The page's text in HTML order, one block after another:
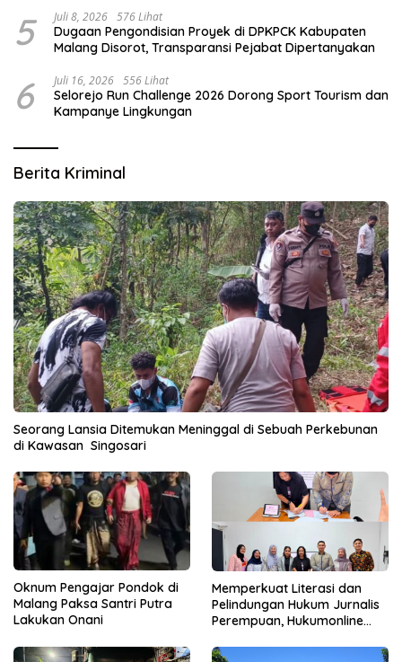
5 Juli 8, 2026 576 Lihat
Dugaan Pengondisian Proyek di DPKPCK Kabupaten
Malang Disorot, Transparansi Pejabat Dipertanyakan
6 Juli 16, 2026 556 Lihat
Selorejo Run Challenge 2026 Dorong Sport Tourism dan
Kampanye Lingkungan
Berita Kriminal
Seorang Lansia Ditemukan Meninggal di Sebuah Perkebunan
di Kawasan Singosari
Oknum Pengajar Pondok di
Malang Paksa Santri Putra
Lakukan Onani
Memperkuat Literasi dan
Pelindungan Hukum Jurnalis
Perempuan, Hukumonline
Gratis